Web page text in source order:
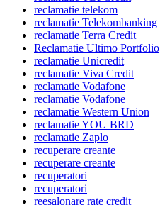
reclamatie telekom
reclamatie Telekombanking
reclamatie Terra Credit
Reclamatie Ultimo Portfolio
reclamatie Unicredit
reclamatie Viva Credit
reclamatie Vodafone
reclamatie Vodafone
reclamatie Western Union
reclamatie YOU BRD
reclamatie Zaplo
recuperare creante
recuperare creante
recuperatori
recuperatori
reesalonare rate credit